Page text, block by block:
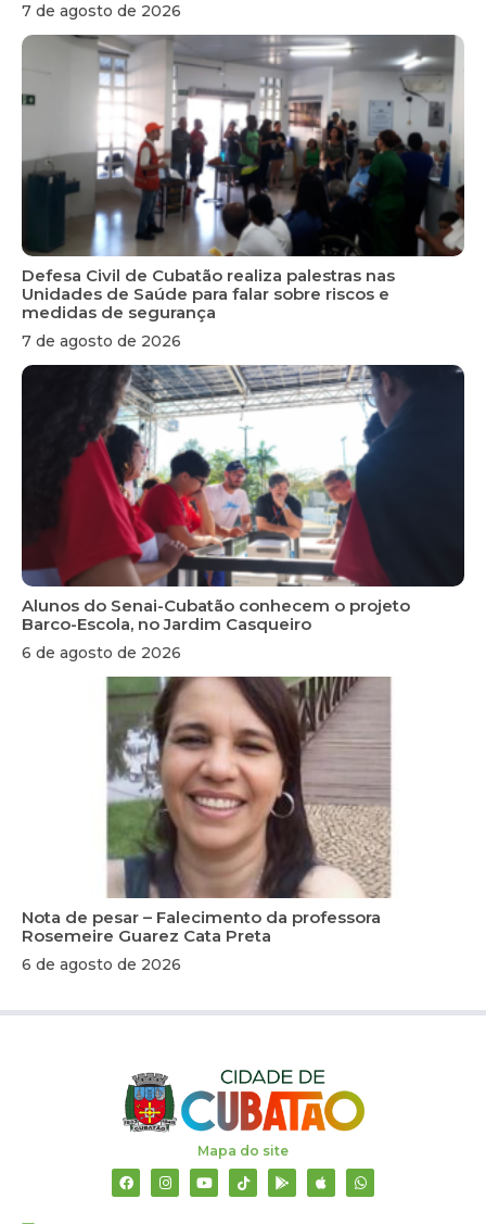
7 de agosto de 2026
Defesa Civil de Cubatão realiza palestras nas
Unidades de Saúde para falar sobre riscos e
medidas de segurança
7 de agosto de 2026
Alunos do Senai-Cubatão conhecem o projeto
Barco-Escola, no Jardim Casqueiro
6 de agosto de 2026
Nota de pesar – Falecimento da professora
Rosemeire Guarez Cata Preta
6 de agosto de 2026
Mapa do site